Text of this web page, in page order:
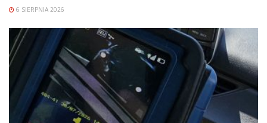
6 SIERPNIA 2026